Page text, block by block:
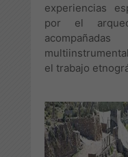
experiencias
por el
el trabajo